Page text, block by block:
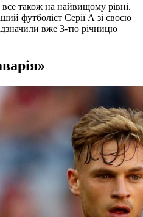
також на найвищому рівні.
футболіст Серії А зі своєю
вже 3-тю річницю